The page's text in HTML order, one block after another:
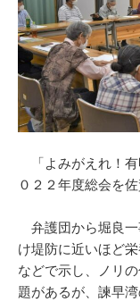
「よみがえれ！有
０２２年度総会を
弁護団から堀良一
け堤防に近いほど
などで示し、ノリ
題があるが、諫早